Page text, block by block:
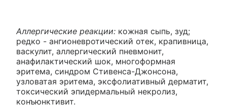
Аллергические реакции: кожная сыпь, зуд;
редко - ангионевротический отек, крапивница,
васкулит, аллергический пневмонит,
анафилактический шок, многоформная
эритема, синдром Стивенса-Джонсона,
узловатая эритема, эксфолиативный дерматит,
токсический эпидермальный некролиз,
конъюнктивит.